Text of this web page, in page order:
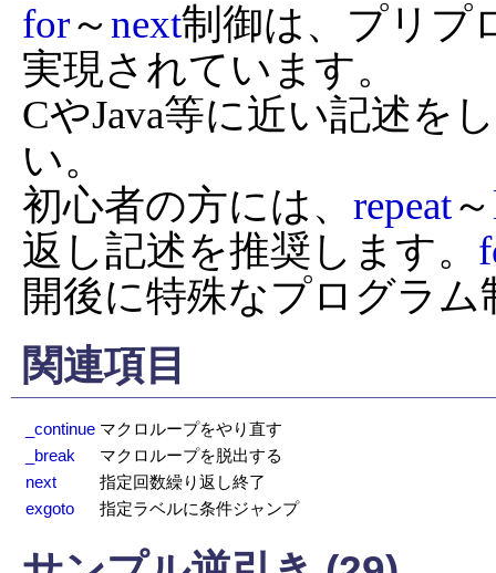
for～next制御は、プリプ
実現されています。
CやJava等に近い記述を
い。
初心者の方には、 repeat～
返し記述を推奨します。
開後に特殊なプログラム
関連項目
_continue マクロループをやり直す
_break
マクロループを脱出する
next
指定回数繰り返し終了
exgoto
指定ラベルに条件ジャンプ